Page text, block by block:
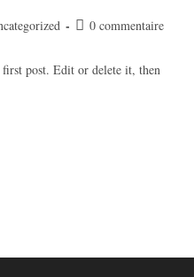
0 commentaire
post. Edit or delete it, then